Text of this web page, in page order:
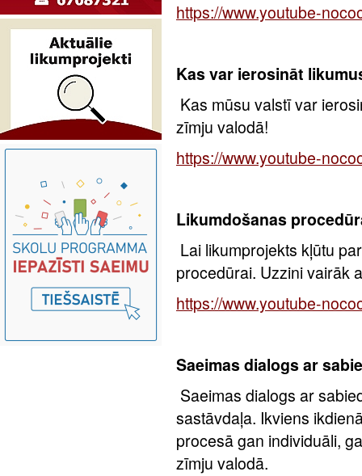
https://www.youtube-
Kas var ierosināt
Kas mūsu valstī var
zīmju valodā!
https://www.youtube-
Likumdošanas
Lai likumprojekts kļūtu
procedūrai. Uzzini vairāk
https://www.youtube-
Saeimas dialogs ar
Saeimas dialogs ar
sastāvdaļa. Ikviens
procesā gan individuāli,
zīmju valodā.